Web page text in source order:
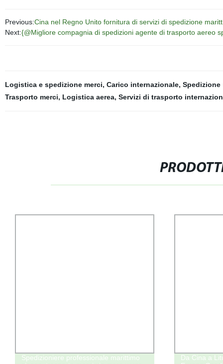
Previous:Cina nel Regno Unito fornitura di servizi di spedizione
Next:{@Migliore compagnia di spedizioni agente di trasporto aereo
Logistica e spedizione merci, Carico internazionale, Spedizione
Trasporto merci, Logistica aerea, Servizi di trasporto
Spedizioniere professionale marittimo
Da Cina a